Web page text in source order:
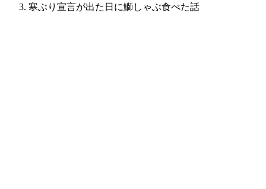
寒ぶり宣言が出た日に鰤しゃぶ食べた話